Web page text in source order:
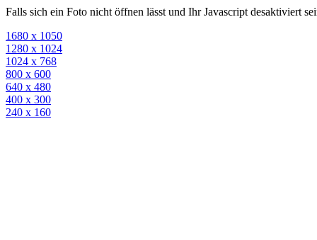
Falls sich ein Foto nicht öffnen lässt und Ihr Javascript desaktiviert
1680 x 1050
1280 x 1024
1024 x 768
800 x 600
640 x 480
400 x 300
240 x 160